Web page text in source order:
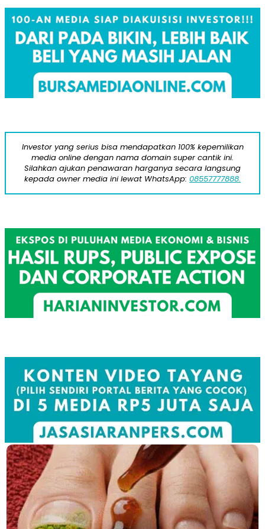
Investor yang serius bisa mendapatkan 100% kepemilikan
media online dengan nama domain super cantik ini.
Silahkan ajukan penawaran harganya secara langsung
kepada owner media ini lewat WhatsApp: 08557777888.